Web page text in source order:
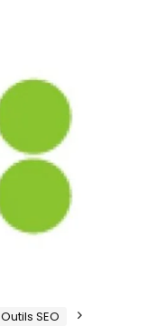
Outils SEO